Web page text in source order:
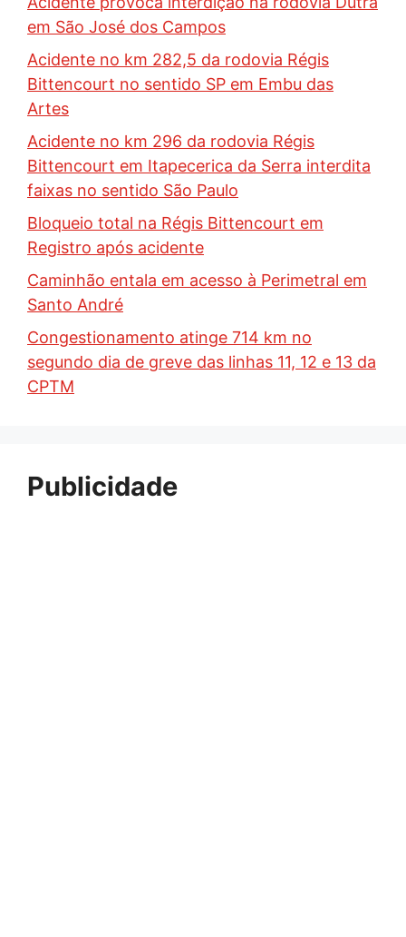
em São José dos Campos
Acidente no km 282,5 da rodovia Régis
Bittencourt no sentido SP em Embu das
Artes
Acidente no km 296 da rodovia Régis
Bittencourt em Itapecerica da Serra interdita
faixas no sentido São Paulo
Bloqueio total na Régis Bittencourt em
Registro após acidente
Caminhão entala em acesso à Perimetral em
Santo André
Congestionamento atinge 714 km no
segundo dia de greve das linhas 11, 12 e 13 da
CPTM
Publicidade